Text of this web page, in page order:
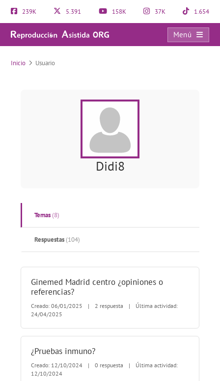
239K 5.391 158K 37K 1.654
Menú
Usuario
Inicio Usuario
Didi8
Temas(8)
Respuestas (104)
Ginemed Madrid centro ¿opiniones o
referencias?
Creado: 06/01/2025 | 2 respuesta |
Última actividad:
24/04/2025
¿Pruebas inmuno?
Creado: 12/10/2024 | 0 respuesta |
Última actividad:
12/10/2024